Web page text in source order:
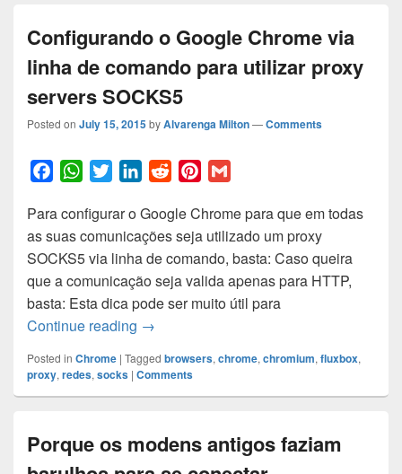
Configurando o Google Chrome via
linha de comando para utilizar proxy
servers SOCKS5
Posted on July 15, 2015byAlvarenga Milton—Comments
c
e
b
o
o
k
W
a
t
s
A
p
p
i
t
t
e
r
n
k
e
d
I
n
R
d
d
i
t
n
t
e
r
e
a
i
l
Para configurar o Google Chrome para que em todas
as suas comunicações seja utilizado um proxy
SOCKS5 via linha de comando, basta: Caso queira
que a comunicação seja valida apenas para HTTP,
basta: Esta dica pode ser muito útil para
Continue reading Configurando o Google Chrome via
→
Posted in Chrome | Tagged browsers, chrome, chromium, fluxbox,
proxy, redes, socks | Comments
Porque os modens antigos faziam